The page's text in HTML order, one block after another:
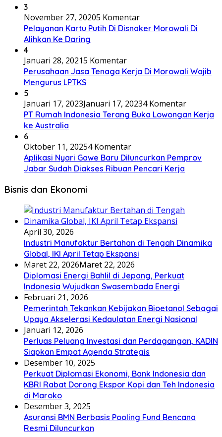
3
November 27, 20205 Komentar
Pelayanan Kartu Putih Di Disnaker Morowali Di
Alihkan Ke Daring
4
Januari 28, 20215 Komentar
Perusahaan Jasa Tenaga Kerja Di Morowali Wajib
Mengurus LPTKS
5
Januari 17, 2023Januari 17, 20234 Komentar
PT Rumah Indonesia Terang Buka Lowongan Kerja
ke Australia
6
Oktober 11, 20254 Komentar
Aplikasi Nyari Gawe Baru Diluncurkan Pemprov
Jabar Sudah Diakses Ribuan Pencari Kerja
Bisnis dan Ekonomi
April 30, 2026
Industri Manufaktur Bertahan di Tengah Dinamika
Global, IKI April Tetap Ekspansi
Maret 22, 2026Maret 22, 2026
Diplomasi Energi Bahlil di Jepang, Perkuat
Indonesia Wujudkan Swasembada Energi
Februari 21, 2026
Pemerintah Tekankan Kebijakan Bioetanol Sebagai
Upaya Akselerasi Kedaulatan Energi Nasional
Januari 12, 2026
Perluas Peluang Investasi dan Perdagangan, KADIN
Siapkan Empat Agenda Strategis
Desember 10, 2025
Perkuat Diplomasi Ekonomi, Bank Indonesia dan
KBRI Rabat Dorong Ekspor Kopi dan Teh Indonesia
di Maroko
Desember 3, 2025
Asuransi BMN Berbasis Pooling Fund Bencana
Resmi Diluncurkan